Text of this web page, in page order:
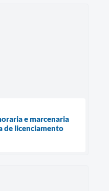
e marcenaria
de licenciamento